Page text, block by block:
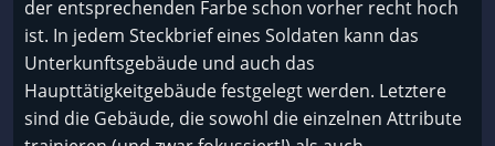
der entsprechenden Farbe schon vorher recht hoch
ist. In jedem Steckbrief eines Soldaten kann das
Unterkunftsgebäude und auch das
Haupttätigkeitgebäude festgelegt werden. Letztere
sind die Gebäude, die sowohl die einzelnen Attribute